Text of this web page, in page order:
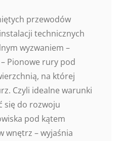
przewodów
technicznych
wyzwaniem –
Pionowe rury pod
na której
Czyli idealne warunki
się do rozwoju
pod kątem
wnętrz – wyjaśnia